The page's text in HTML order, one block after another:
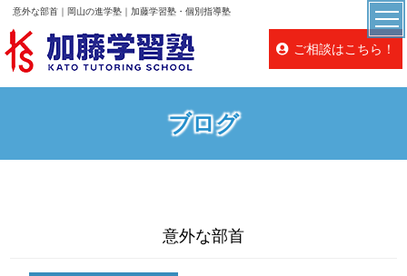
意外な部首｜岡山の進学塾｜加藤学習塾・個別指導塾
ご相談はこちら！
ブログ
意外な部首